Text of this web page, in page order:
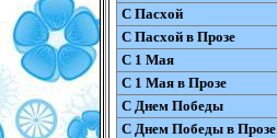
С Пасхой
С Пасхой в Прозе
С 1 Мая
С 1 Мая в Прозе
С Днем Победы
С Днем Победы в Прозе